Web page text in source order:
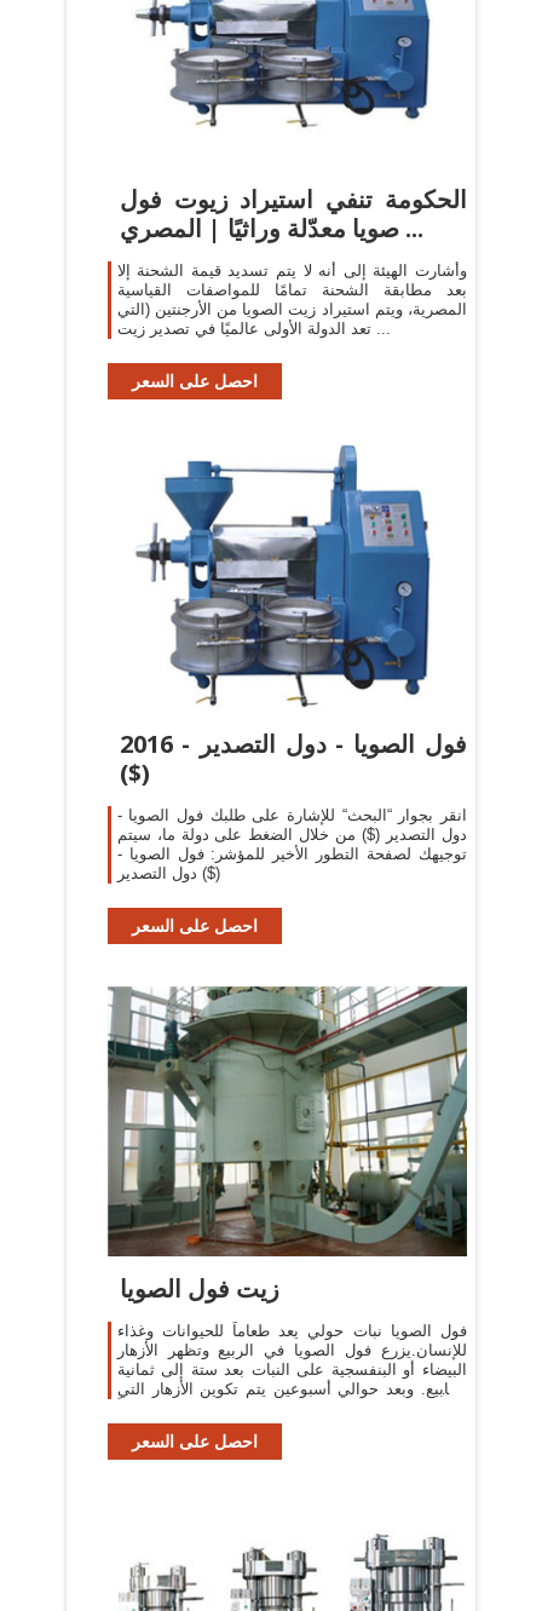
الحكومة تنفي استيراد زيوت فول
صويا معدّلة وراثيًا | المصري ...
وأشارت الهيئة إلى أنه لا يتم تسديد قيمة الشحنة إلا
بعد مطابقة الشحنة تمامًا للمواصفات القياسية
المصرية، ويتم استيراد زيت الصويا من الأرجنتين (التي
تعد الدولة الأولى عالميًا في تصدير زيت ...
احصل على السعر
2016 - فول الصويا - دول التصدير
($)
انقر بجوار “البحث“ للإشارة على طلبك فول الصويا -
دول التصدير ($) من خلال الضغط على دولة ما، سيتم
توجيهك لصفحة التطور الأخير للمؤشر: فول الصويا -
دول التصدير ($)
احصل على السعر
زيت فول الصويا
فول الصويا نبات حولي يعد طعاماً للحيوانات وغذاء
للإنسان.يزرع فول الصويا في الربيع وتظهر الأزهار
البيضاء أو البنفسجية على النبات بعد ستة إلى ثمانية
أسابيع. وبعد حوالي أسبوعين يتم تكوين الأزهار التي
احصل على السعر